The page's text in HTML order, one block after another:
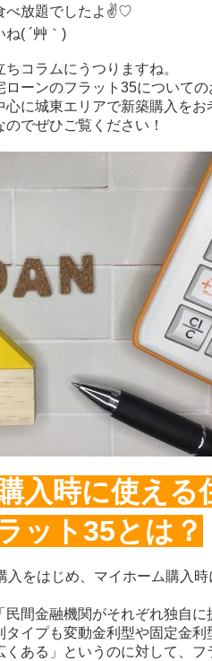
べ放題でしたよ✌♡
( ´艸｀)
コラムにうつりますね。
ローンのフラット35についての
心に城東エリアで新築購入をお
でぜひご覧ください！
入時に使える
ット35とは？
入をはじめ、マイホーム購入時
間金融機関がそれぞれ独自に
タイプも変動金利型や固定金利
くある」というのに対して、フ